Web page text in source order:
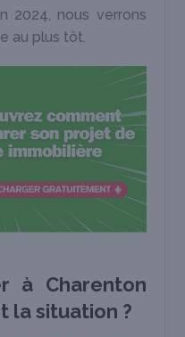
2024, nous verrons
au plus tôt.
à Charenton
la situation ?